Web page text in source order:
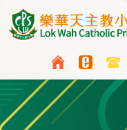
移至主內容